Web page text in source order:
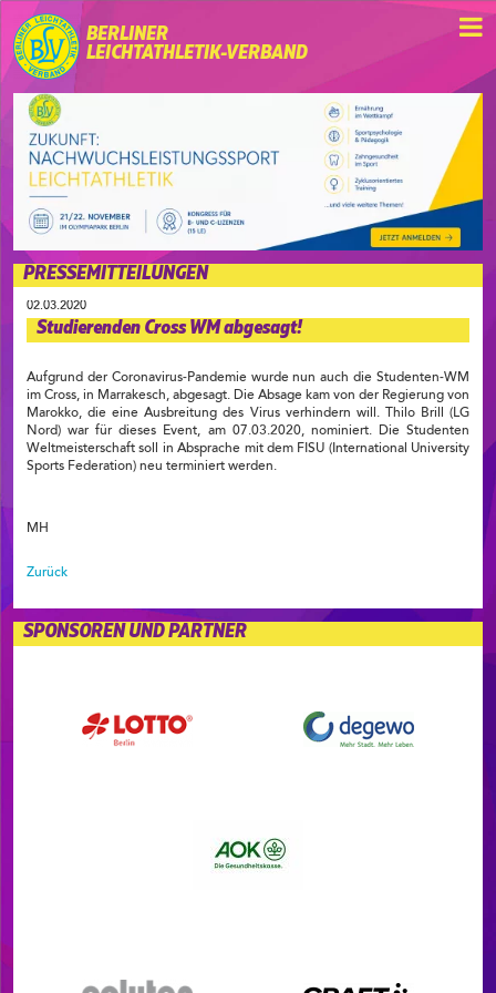
BERLINER
LEICHTATHLETIK-VERBAND
PRESSEMITTEILUNGEN
02.03.2020
Studierenden Cross WM abgesagt!
Aufgrund der Coronavirus-Pandemie wurde nun auch die Studenten-WM
im Cross, in Marrakesch, abgesagt. Die Absage kam von der Regierung von
Marokko, die eine Ausbreitung des Virus verhindern will. Thilo Brill (LG
Nord) war für dieses Event, am 07.03.2020, nominiert. Die Studenten
Weltmeisterschaft soll in Absprache mit dem FISU (International University
Sports Federation) neu terminiert werden.
MH
Zurück
SPONSOREN UND PARTNER